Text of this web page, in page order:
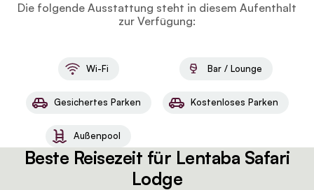
Die folgende Ausstattung steht in diesem Aufenthalt
zur Verfügung:
Wi-Fi Bar / Lounge
Gesichertes Parken Kostenloses Parken
Außenpool
Beste Reisezeit für Lentaba Safari
Lodge